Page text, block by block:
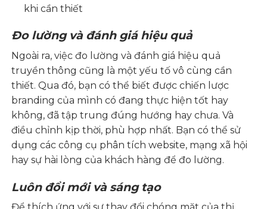
khi cần thiết
Đo lường và đánh giá hiệu quả
Ngoài ra, việc đo lường và đánh giá hiệu quả
truyền thông cũng là một yếu tố vô cùng cần
thiết. Qua đó, bạn có thể biết được chiến lược
branding của mình có đang thực hiện tốt hay
không, đã tập trung đúng hướng hay chưa. Và
điều chỉnh kịp thời, phù hợp nhất. Bạn có thể sử
dụng các công cụ phân tích website, mạng xã hội
hay sự hài lòng của khách hàng để đo lường.
Luôn đổi mới và sáng tạo